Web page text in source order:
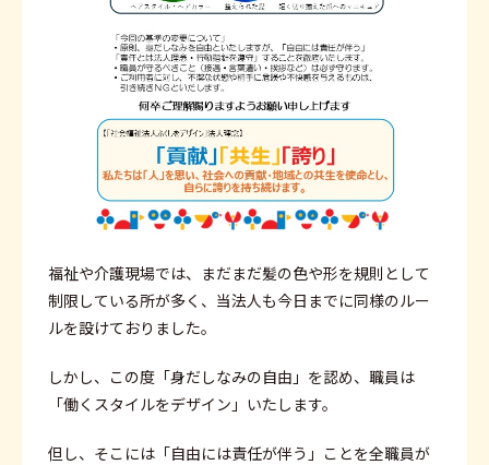
福祉や介護現場では、まだまだ髪の色や形を規則として
制限している所が多く、当法人も今日までに同様のルー
ルを設けておりました。
しかし、この度「身だしなみの自由」を認め、職員は
「働くスタイルをデザイン」いたします。
但し、そこには「自由には責任が伴う」ことを全職員が